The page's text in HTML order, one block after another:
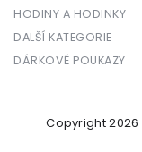
HODINY A HODINKY
DALŠÍ KATEGORIE
DÁRKOVÉ POUKAZY
Copyright 2026